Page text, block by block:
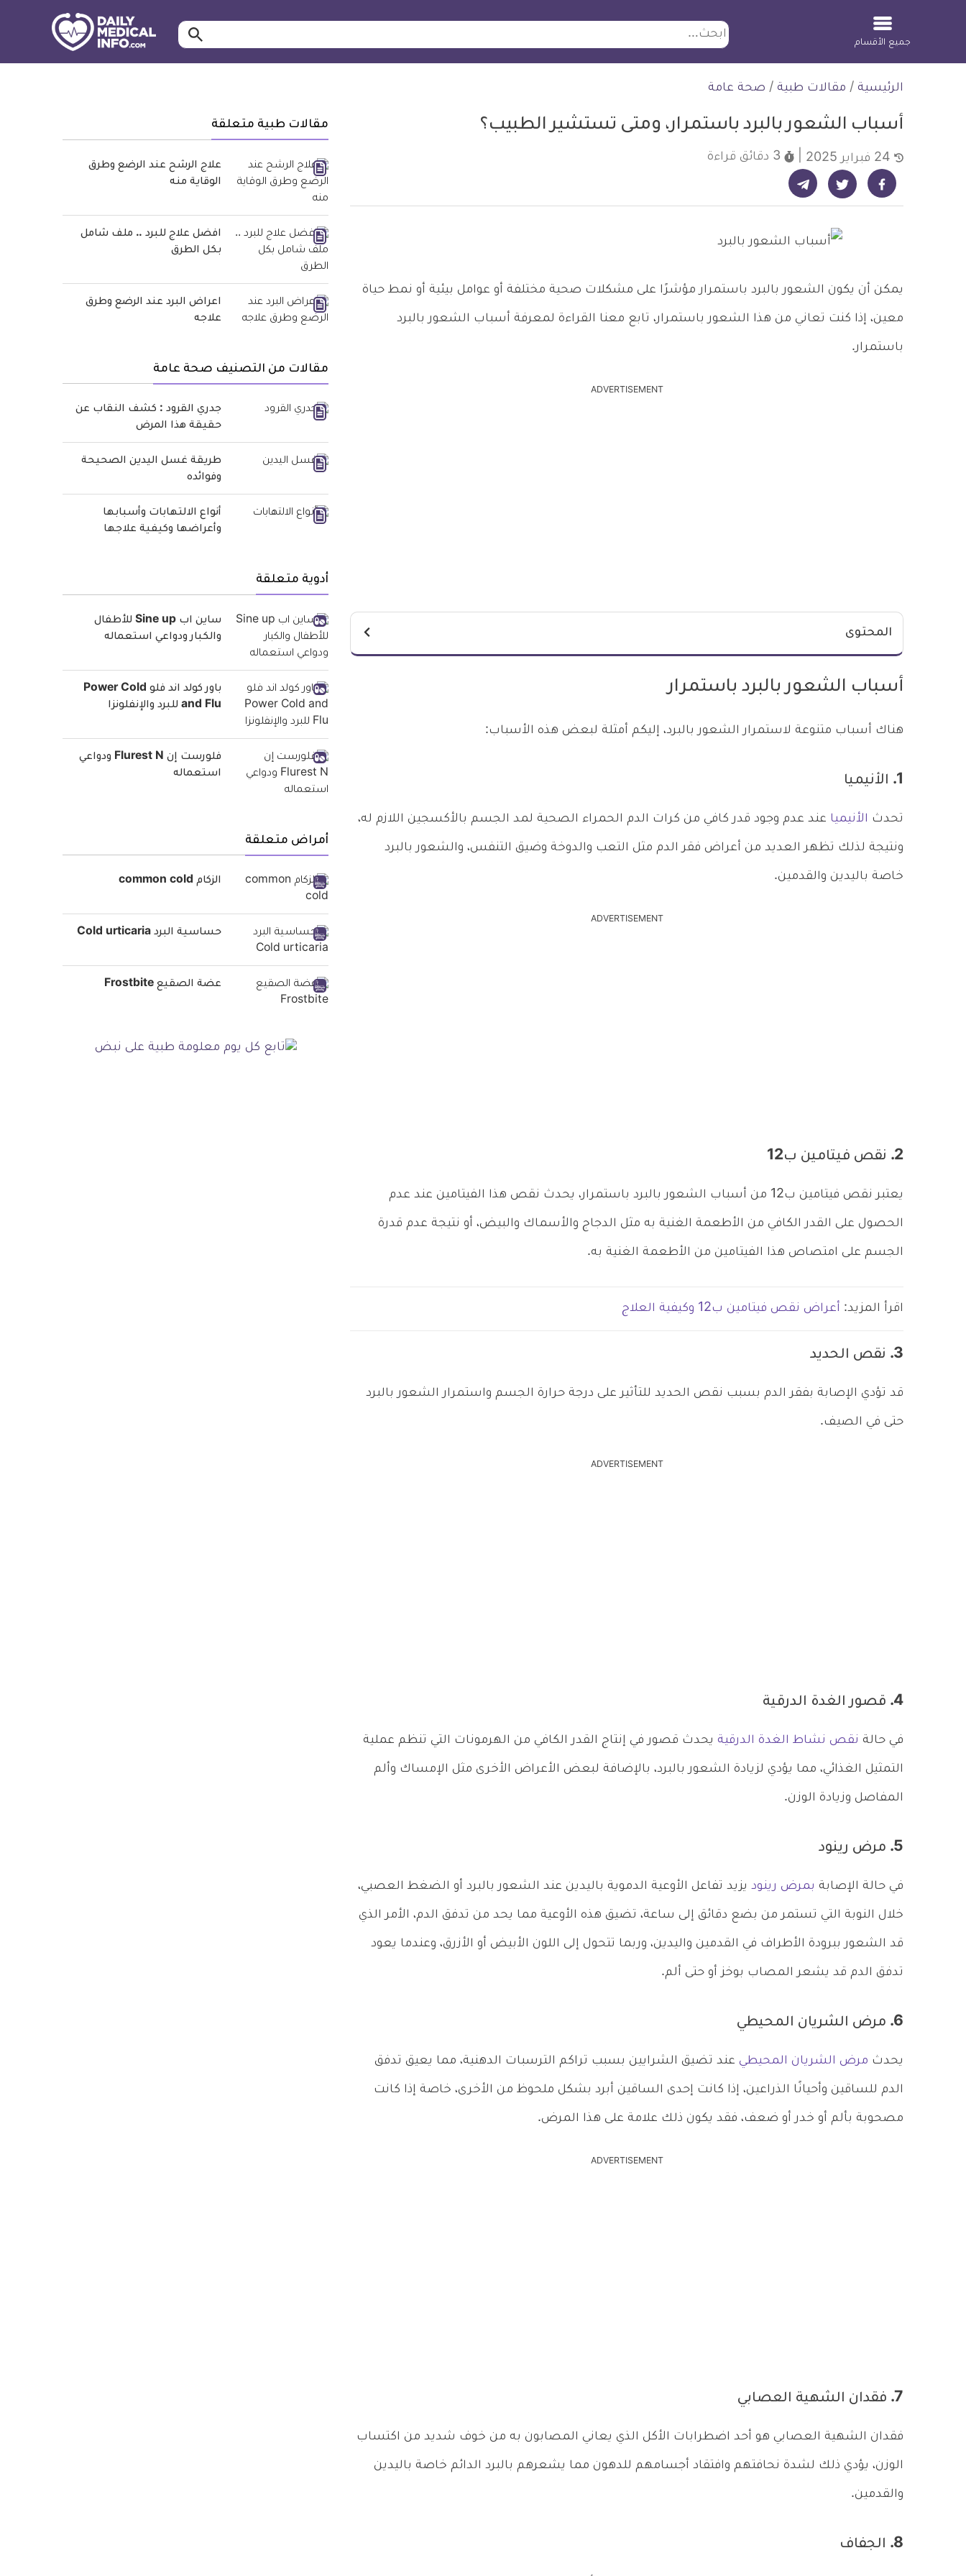
ابحث ابحث…
جميع الأقسام
الرئيسية / مقالات طبية / صحة عامة
أسباب الشعور بالبرد باستمرار، ومتى تستشير الطبيب؟
3 دقائق قراءة
شارك على فيسبوك - ديلي ميديكال انفو شارك على تويتر - ديلي ميديكال انفو شارك على تيليجرام - ديلي ميديكال انفو
يمكن أن يكون الشعور بالبرد باستمرار مؤشرًا على مشكلات صحية مختلفة أو عوامل بيئية أو نمط حياة
معين، إذا كنت تعاني من هذا الشعور باستمرار، تابع معنا القراءة لمعرفة أسباب الشعور بالبرد
باستمرار.
ADVERTISEMENT
المحتوى
أسباب الشعور بالبرد باستمرار
هناك أسباب متنوعة لاستمرار الشعور بالبرد، إليكم أمثلة لبعض هذه الأسباب:
1. الأنيميا
تحدث الأنيميا عند عدم وجود قدر كافي من كرات الدم الحمراء الصحية لمد الجسم بالأكسجين اللازم له،
ونتيجة لذلك تظهر العديد من أعراض فقر الدم مثل التعب والدوخة وضيق التنفس، والشعور بالبرد
خاصة باليدين والقدمين.
ADVERTISEMENT
2. نقص فيتامين ب12
يعتبر نقص فيتامين ب12 من أسباب الشعور بالبرد باستمرار، يحدث نقص هذا الفيتامين عند عدم
الحصول على القدر الكافي من الأطعمة الغنية به مثل الدجاج والأسماك والبيض، أو نتيجة عدم قدرة
الجسم على امتصاص هذا الفيتامين من الأطعمة الغنية به.
اقرأ المزيد: أعراض نقص فيتامين ب12 وكيفية العلاج
3. نقص الحديد
قد تؤدي الإصابة بفقر الدم بسبب نقص الحديد للتأثير على درجة حرارة الجسم واستمرار الشعور بالبرد
حتى في الصيف.
ADVERTISEMENT
4. قصور الغدة الدرقية
في حالة نقص نشاط الغدة الدرقية يحدث قصور في إنتاج القدر الكافي من الهرمونات التي تنظم عملية
التمثيل الغذائي، مما يؤدي لزيادة الشعور بالبرد، بالإضافة لبعض الأعراض الأخرى مثل الإمساك وألم
المفاصل وزيادة الوزن.
5. مرض رينود
في حالة الإصابة بمرض رينود يزيد تفاعل الأوعية الدموية باليدين عند الشعور بالبرد أو الضغط العصبي،
خلال النوبة التي تستمر من بضع دقائق إلى ساعة، تضيق هذه الأوعية مما يحد من تدفق الدم، الأمر الذي
قد الشعور ببرودة الأطراف في القدمين واليدين، وربما تتحول إلى اللون الأبيض أو الأزرق، وعندما يعود
تدفق الدم قد يشعر المصاب بوخز أو حتى ألم.
6. مرض الشريان المحيطي
يحدث مرض الشريان المحيطي عند تضيق الشرايين بسبب تراكم الترسبات الدهنية، مما يعيق تدفق
الدم للساقين وأحيانًا الذراعين، إذا كانت إحدى الساقين أبرد بشكل ملحوظ من الأخرى، خاصة إذا كانت
مصحوبة بألم أو خدر أو ضعف، فقد يكون ذلك علامة على هذا المرض.
ADVERTISEMENT
7. فقدان الشهية العصابي
فقدان الشهية العصابي هو أحد اضطرابات الأكل الذي يعاني المصابون به من خوف شديد من اكتساب
الوزن، يؤدي ذلك لشدة نحافتهم وافتقاد أجسامهم للدهون مما يشعرهم بالبرد الدائم خاصة باليدين
والقدمين.
8. الجفاف
مقالات طبية متعلقة
علاج الرشح عند الرضع وطرق
الوقاية منه
افضل علاج للبرد .. ملف شامل
بكل الطرق
اعراض البرد عند الرضع وطرق
علاجه
مقالات من التصنيف صحة عامة
جدري القرود : كشف النقاب عن
حقيقة هذا المرض
طريقة غسل اليدين الصحيحة
وفوائده
أنواع الالتهابات وأسبابها
وأعراضها وكيفية علاجها
أدوية متعلقة
ساين اب Sine up للأطفال
والكبار ودواعي استعماله
باور كولد اند فلو Power Cold
and Flu للبرد والإنفلونزا
فلورست إن Flurest N ودواعي
استعماله
أمراض متعلقة
الزكام common cold
حساسية البرد Cold urticaria
عضة الصقيع Frostbite